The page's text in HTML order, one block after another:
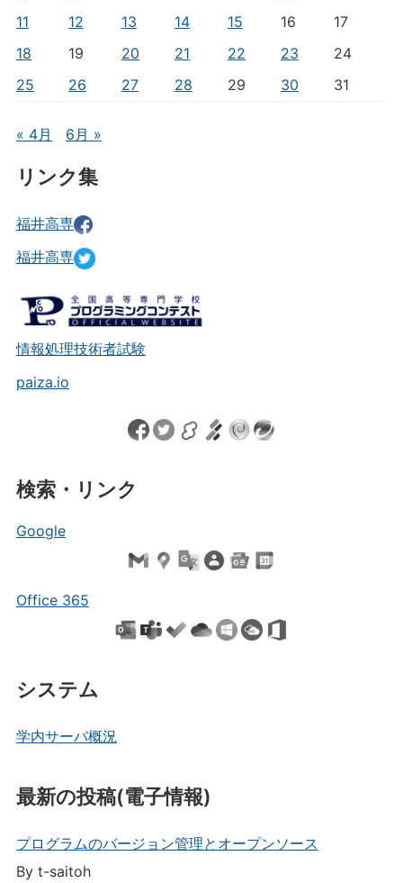
11
12 13 14 15 16
17
18
19 20 21 22 23
24
25
26 27 28 29 30 31
« 4月 6月 »
リンク集
福井高専
福井高専
情報処理技術者試験
paiza.io
検索・リンク
Google
Office 365
システム
学内サーバ概況
最新の投稿(電子情報)
プログラムのバージョン管理とオープンソース
By t-saitoh